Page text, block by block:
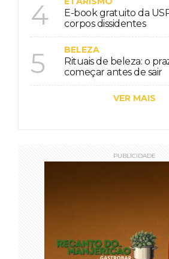
4
E-book gratuito da
corpos dissidentes
5 BELEZA
Rituais de beleza: o
começar antes de sair
VER MAIS
PUBLICIDADE